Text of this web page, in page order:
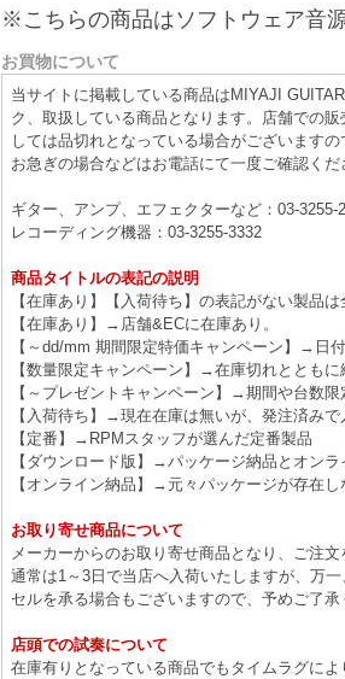
※こちらの商品はソフトウェア音
お買物について
当サイトに掲載している商品はMIYAJI
ク、取扱している商品となります。店舗での
しては品切れとなっている場合がございますの
お急ぎの場合などはお電話にて一度ご確認く
ギター、アンプ、エフェクターなど：03-3255-
レコーディング機器：03-3255-3332
商品タイトルの表記の説明
【在庫あり】【入荷待ち】の表記がない製品
【在庫あり】→店舗&ECに在庫あり。
【～dd/mm 期間限定特価キャンペーン】→日
【数量限定キャンペーン】→在庫切れととも
【～プレゼントキャンペーン】→期間や台数
【入荷待ち】→現在在庫は無いが、発注済みで
【定番】→RPMスタッフが選んだ定番製品
【ダウンロード版】→パッケージ納品とオン
【オンライン納品】→元々パッケージが存在し
お取り寄せ商品について
メーカーからのお取り寄せ商品となり、ご注
通常は1～3日で当店へ入荷いたしますが、万
セルを承る場合もございますので、予めご了承
店頭での試奏について
在庫有りとなっている商品でもタイムラグに